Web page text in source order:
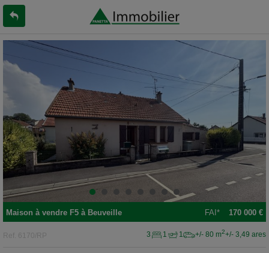
170 000 €
Maison à vendre F5 à Beuveille FAI*
Ref. 6170/RP 3 1 1 +/- 80 m2+/- 3,49 ares